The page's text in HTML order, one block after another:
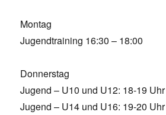
Montag
Jugendtraining 16:30 – 18:00
Donnerstag
Jugend – U10 und U12: 18-19 Uhr
Jugend – U14 und U16: 19-20 Uhr